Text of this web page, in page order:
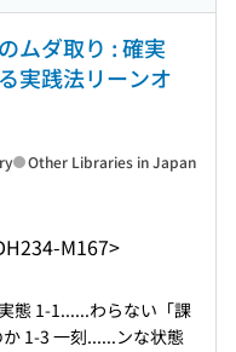
ムダ取り : 確実
実践法リーンオ
M167>
Other Libraries in Japan
態 1-1......わらない「課
1-3 一刻......ンな状態